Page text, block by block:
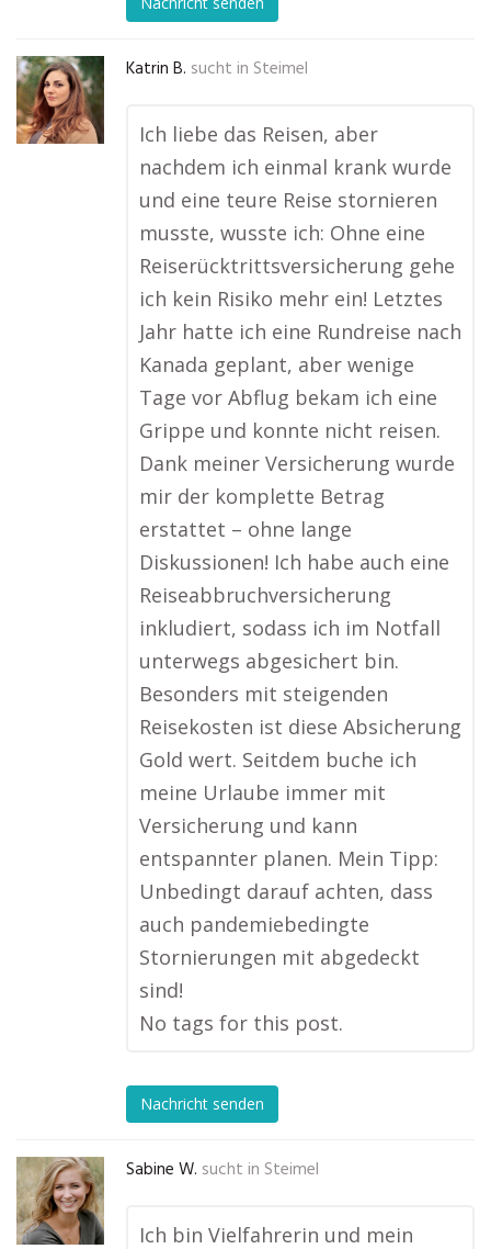
Katrin B. sucht in Steimel
Ich liebe das Reisen, aber
nachdem ich einmal krank wurde
und eine teure Reise stornieren
musste, wusste ich: Ohne eine
Reiserücktrittsversicherung gehe
ich kein Risiko mehr ein! Letztes
Jahr hatte ich eine Rundreise nach
Kanada geplant, aber wenige
Tage vor Abflug bekam ich eine
Grippe und konnte nicht reisen.
Dank meiner Versicherung wurde
mir der komplette Betrag
erstattet – ohne lange
Diskussionen! Ich habe auch eine
Reiseabbruchversicherung
inkludiert, sodass ich im Notfall
unterwegs abgesichert bin.
Besonders mit steigenden
Reisekosten ist diese Absicherung
Gold wert. Seitdem buche ich
meine Urlaube immer mit
Versicherung und kann
entspannter planen. Mein Tipp:
Unbedingt darauf achten, dass
auch pandemiebedingte
Stornierungen mit abgedeckt
sind!
No tags for this post.
Nachricht senden
Sabine W. sucht in Steimel
Ich bin Vielfahrerin und mein